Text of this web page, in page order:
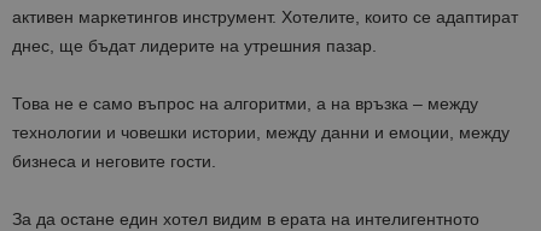
активен маркетингов инструмент. Хотелите, които се адаптират
днес, ще бъдат лидерите на утрешния пазар.
Това не е само въпрос на алгоритми, а на връзка – между
технологии и човешки истории, между данни и емоции, между
бизнеса и неговите гости.
За да остане един хотел видим в ерата на интелигентното